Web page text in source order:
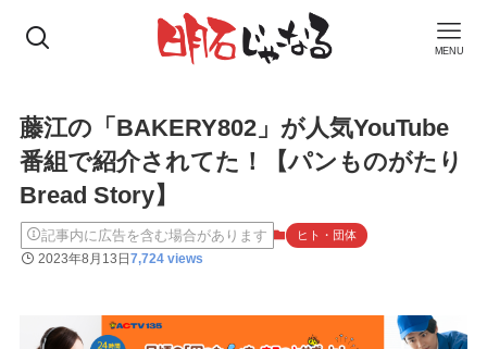
MENU
藤江の「BAKERY802」が人気YouTube
番組で紹介されてた！【パンものがたり
Bread Story】
記事内に広告を含む場合があります ヒト・団体
2023年8月13日7,724 views